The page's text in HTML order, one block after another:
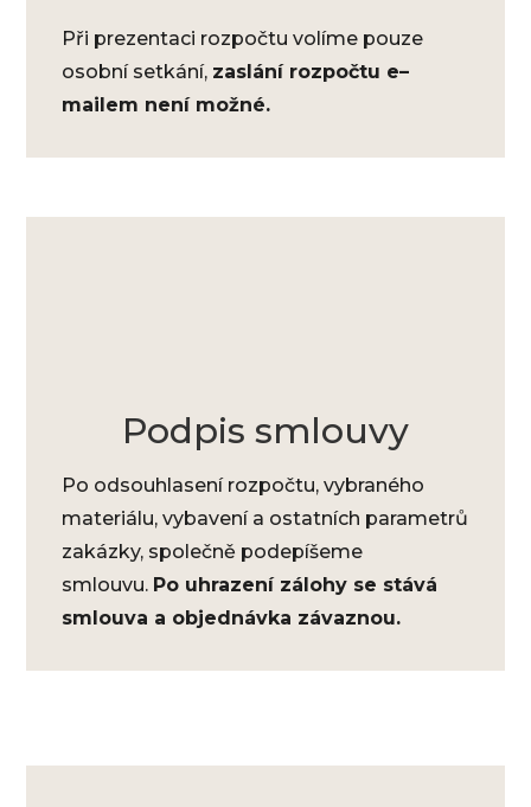
Při prezentaci rozpočtu volíme pouze
osobní setkání, zaslání rozpočtu e–
mailem není možné.
Podpis smlouvy
Po odsouhlasení rozpočtu, vybraného
materiálu, vybavení a ostatních parametrů
zakázky, společně podepíšeme
smlouvu. Po uhrazení zálohy se stává
smlouva a objednávka závaznou.